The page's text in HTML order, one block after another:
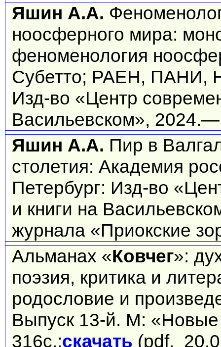
Яшин А.А.
ноосферного мира:
феноменология
Субетто; РАЕН, ПАНИ,
Изд-во «Центр
Васильевском»,
Яшин А.А. Пир в
столетия: Академия
Петербург: Изд-во
и книги на
журнала «Приокские
Альманах «Ковчег»:
поэзия, критика и
родословие и
Выпуск 13-й. М:
316с.;скачать (pdf,